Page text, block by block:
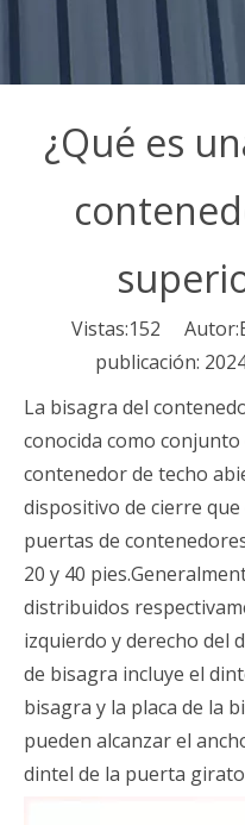
¿Qué es
Vistas:152
publicación:
La bisagra del
conocida como
contenedor de techo
dispositivo de cierre
puertas de
20 y 40
distribuidos
izquierdo y derecho del
de bisagra incluye el
bisagra y la placa de la
pueden alcanzar el
dintel de la puerta